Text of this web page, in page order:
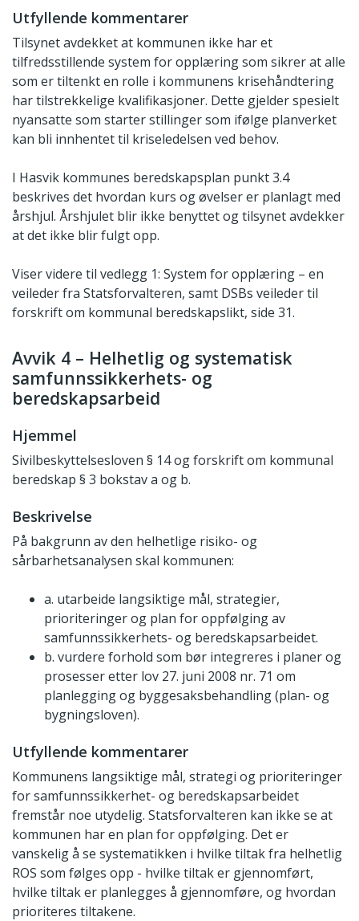
Utfyllende kommentarer
Tilsynet avdekket at kommunen ikke har et
tilfredsstillende system for opplæring som sikrer at alle
som er tiltenkt en rolle i kommunens krisehåndtering
har tilstrekkelige kvalifikasjoner. Dette gjelder spesielt
nyansatte som starter stillinger som ifølge planverket
kan bli innhentet til kriseledelsen ved behov.
I Hasvik kommunes beredskapsplan punkt 3.4
beskrives det hvordan kurs og øvelser er planlagt med
årshjul. Årshjulet blir ikke benyttet og tilsynet avdekker
at det ikke blir fulgt opp.
Viser videre til vedlegg 1: System for opplæring – en
veileder fra Statsforvalteren, samt DSBs veileder til
forskrift om kommunal beredskapslikt, side 31.
Avvik 4 – Helhetlig og systematisk
samfunnssikkerhets- og
beredskapsarbeid
Hjemmel
Sivilbeskyttelsesloven § 14 og forskrift om kommunal
beredskap § 3 bokstav a og b.
Beskrivelse
På bakgrunn av den helhetlige risiko- og
sårbarhetsanalysen skal kommunen:
a. utarbeide langsiktige mål, strategier,
prioriteringer og plan for oppfølging av
samfunnssikkerhets- og beredskapsarbeidet.
b. vurdere forhold som bør integreres i planer og
prosesser etter lov 27. juni 2008 nr. 71 om
planlegging og byggesaksbehandling (plan- og
bygningsloven).
Utfyllende kommentarer
Kommunens langsiktige mål, strategi og prioriteringer
for samfunnssikkerhet- og beredskapsarbeidet
fremstår noe utydelig. Statsforvalteren kan ikke se at
kommunen har en plan for oppfølging. Det er
vanskelig å se systematikken i hvilke tiltak fra helhetlig
ROS som følges opp - hvilke tiltak er gjennomført,
hvilke tiltak er planlegges å gjennomføre, og hvordan
prioriteres tiltakene.